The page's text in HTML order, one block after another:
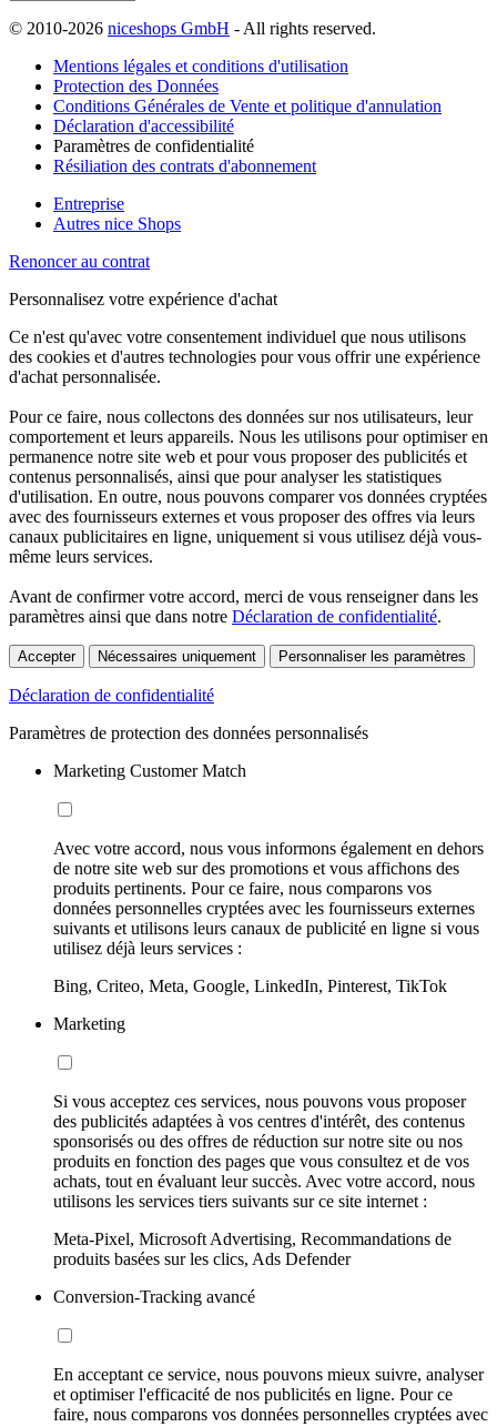
© 2010-2026 niceshops GmbH - All rights reserved.
Mentions légales et conditions d'utilisation
Protection des Données
Conditions Générales de Vente et politique d'annulation
Déclaration d'accessibilité
Paramètres de confidentialité
Résiliation des contrats d'abonnement
Entreprise
Autres nice Shops
Renoncer au contrat
Personnalisez votre expérience d'achat
Ce n'est qu'avec votre consentement individuel que nous utilisons
des cookies et d'autres technologies pour vous offrir une expérience
d'achat personnalisée.
Pour ce faire, nous collectons des données sur nos utilisateurs, leur
comportement et leurs appareils. Nous les utilisons pour optimiser en
permanence notre site web et pour vous proposer des publicités et
contenus personnalisés, ainsi que pour analyser les statistiques
d'utilisation. En outre, nous pouvons comparer vos données cryptées
avec des fournisseurs externes et vous proposer des offres via leurs
canaux publicitaires en ligne, uniquement si vous utilisez déjà vous-
même leurs services.
Avant de confirmer votre accord, merci de vous renseigner dans les
paramètres ainsi que dans notre Déclaration de confidentialité.
Accepter Nécessaires uniquement Personnaliser les paramètres
Déclaration de confidentialité
Paramètres de protection des données personnalisés
Marketing Customer Match
Avec votre accord, nous vous informons également en dehors
de notre site web sur des promotions et vous affichons des
produits pertinents. Pour ce faire, nous comparons vos
données personnelles cryptées avec les fournisseurs externes
suivants et utilisons leurs canaux de publicité en ligne si vous
utilisez déjà leurs services :
Bing, Criteo, Meta, Google, LinkedIn, Pinterest, TikTok
Marketing
Si vous acceptez ces services, nous pouvons vous proposer
des publicités adaptées à vos centres d'intérêt, des contenus
sponsorisés ou des offres de réduction sur notre site ou nos
produits en fonction des pages que vous consultez et de vos
achats, tout en évaluant leur succès. Avec votre accord, nous
utilisons les services tiers suivants sur ce site internet :
Meta-Pixel, Microsoft Advertising, Recommandations de
produits basées sur les clics, Ads Defender
Conversion-Tracking avancé
En acceptant ce service, nous pouvons mieux suivre, analyser
et optimiser l'efficacité de nos publicités en ligne. Pour ce
faire, nous comparons vos données personnelles cryptées avec